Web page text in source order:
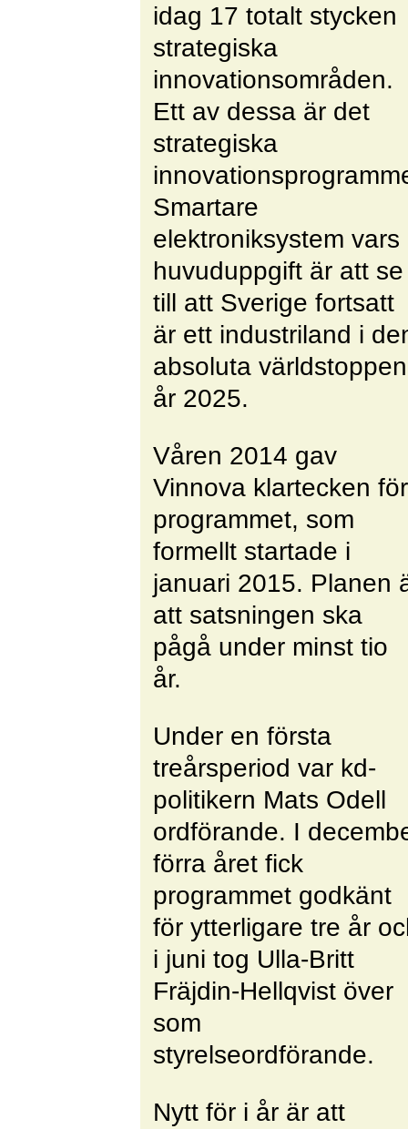
idag 17 totalt stycken
strategiska
innovationsområden.
Ett av dessa är det
strategiska
Smartare
elektroniksystem vars
huvuduppgift är att se
till att Sverige fortsatt
är ett industriland i
absoluta världstoppen
år 2025.
Våren 2014 gav
Vinnova klartecken för
programmet, som
formellt startade i
januari 2015. Planen
att satsningen ska
pågå under minst tio
år.
Under en första
treårsperiod var kd-
politikern Mats Odell
ordförande. I
förra året fick
programmet godkänt
för ytterligare tre år
i juni tog Ulla-Britt
Fräjdin-Hellqvist över
som
styrelseordförande.
Nytt för i år är att